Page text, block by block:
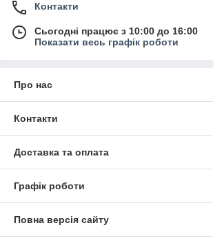
Контакти
Сьогодні працює з 10:00 до 16:00
Показати весь графік роботи
Про нас
Контакти
Доставка та оплата
Графік роботи
Повна версія сайту